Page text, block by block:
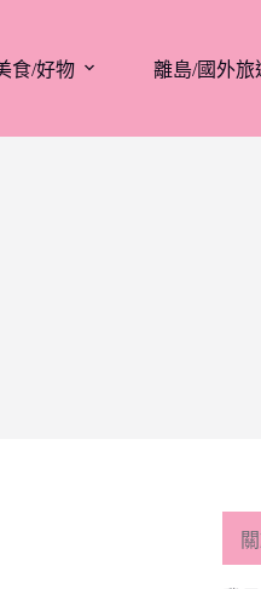
食/好物 離島/國外旅